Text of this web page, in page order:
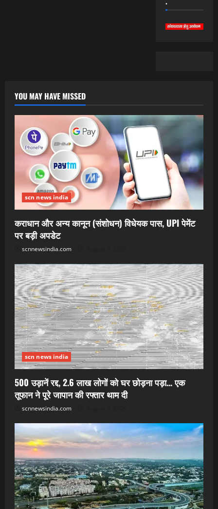
YOU MAY HAVE MISSED
scn news india
कराधान और अन्य कानून (संशोधन) विधेयक पास, UPI पेमेंट
पर बड़ी अपडेट
scnnewsindia.com
scn news india
500 उड़ानें रद्द, 2.6 लाख लोगों को घर छोड़ना पड़ा… एक
तूफान ने पूरे जापान की रफ्तार थाम दी
scnnewsindia.com